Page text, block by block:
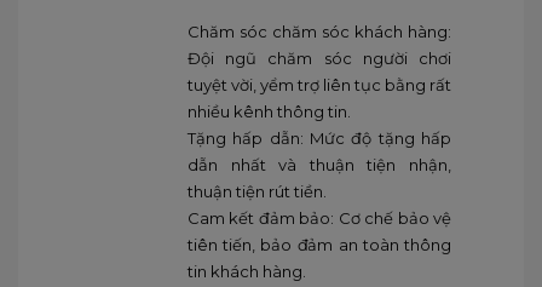
Chăm sóc chăm sóc khách hàng:
Đội ngũ chăm sóc người chơi
tuyệt vời, yểm trợ liên tục bằng rất
nhiều kênh thông tin.
Tặng hấp dẫn: Mức độ tặng hấp
dẫn nhất và thuận tiện nhận,
thuận tiện rút tiền.
Cam kết đảm bảo: Cơ chế bảo vệ
tiên tiến, bảo đảm an toàn thông
tin khách hàng.